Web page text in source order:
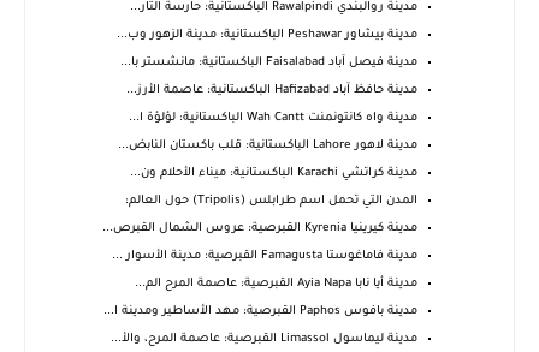
مدينة روالبندي Rawalpindi الباكستانية: حارسة التار...
مدينة بيشاور Peshawar الباكستانية: مدينة الزهور وب...
مدينة فيصل آباد Faisalabad الباكستانية: مانشستر با...
مدينة حافظ آباد Hafizabad الباكستانية: عاصمة الأرز...
مدينة واه كانتونمنت Wah Cantt الباكستانية: لؤلؤة ا...
مدينة لاهور Lahore الباكستانية: قلب باكستان النابض...
مدينة كراتشي Karachi الباكستانية: ميناء الأحلام ون...
المدن التي تحمل اسم طرابلس (Tripolis) حول العالم:
مدينة كيرينيا Kyrenia القبرصية: عروس الشمال القبرص...
مدينة فاماغوستا Famagusta القبرصية: مدينة الأسوار ...
مدينة أيا نابا Ayia Napa القبرصية: عاصمة المرح الم...
مدينة بافوس Paphos القبرصية: مهد الأساطير ومدينة ا...
مدينة ليماسول Limassol القبرصية: عاصمة المرح، والأ...